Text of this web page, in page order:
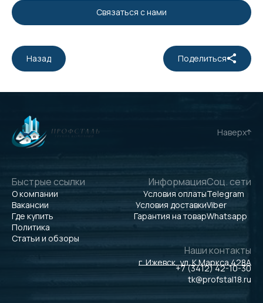
Связаться с нами
Назад Поделиться
Наверх
Быстрые ссылки
О компании
Вакансии
Где купить
Политика
Статьи и обзоры
Информация
Условия оплаты
Условия доставки
Гарантия на товар
Соц. сети
Telegram
Viber
Whatsapp
Наши контакты
г. Ижевск, ул. К.Маркса 428А
+7 (3412) 42-10-30
tk@profstal18.ru